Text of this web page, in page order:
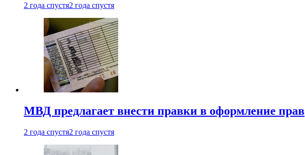
2 года спустя2 года спустя
МВД предлагает внести правки в оформление прав
2 года спустя2 года спустя